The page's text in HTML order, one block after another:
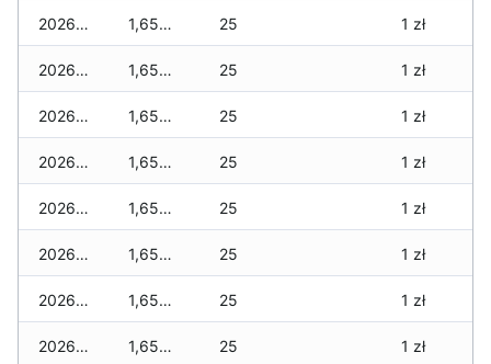
2026-04-27 1,655 zł 25 1 zł
2026-04-26 1,655 zł 25 1 zł
2026-04-25 1,655 zł 25 1 zł
2026-04-24 1,655 zł 25 1 zł
2026-04-23 1,655 zł 25 1 zł
2026-04-22 1,655 zł 25 1 zł
2026-04-21 1,655 zł 25 1 zł
2026-04-20 1,655 zł 25 1 zł